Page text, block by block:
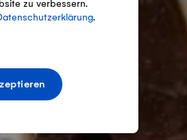
zu verbessern.
.